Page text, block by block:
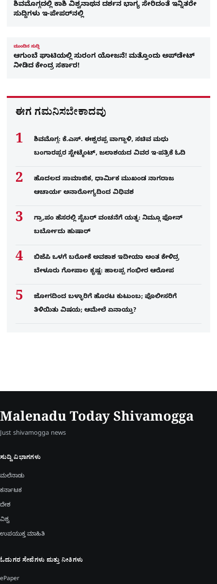
ಶಿವಮೊಗ್ಗದಲ್ಲಿ ಕಾಶಿ ವಿಶ್ವನಾಥನ ದರ್ಶನ ಭಾಗ್ಯ ಸೇರಿದಂತೆ ಇನ್ನಿತರೇ
ಸುದ್ದಿಗಳು ಇ-ಪೇಪರ್​ನಲ್ಲಿ
ಮುಂದಿನ ಸುದ್ದಿ
ಆಗುಂಬೆ ಘಾಟಿಯಲ್ಲಿ ಸುರಂಗ ಯೋಜನೆ! ಮತ್ತೊಂದು ಅಪ್​ಡೇಟ್
ನೀಡಿದ ಕೇಂದ್ರ ಸರ್ಕಾರ!
ಈಗ ಗಮನಿಸಬೇಕಾದವು
ಶಿವಮೊಗ್ಗ: ಕೆ.ಎಸ್. ಈಶ್ವರಪ್ಪ ವಾಗ್ದಾಳಿ, ಸಚಿವ ಮಧು
ಬಂಗಾರಪ್ಪರ ಸ್ಟೇಟ್ಮೆಂಟ್, ಜಲಾಶಯದ ವಿವರ ಇ-ಪತ್ರಿಕೆ ಓದಿ
ಹೊದಲದ ಸಾಮಾಜಿಕ, ಧಾರ್ಮಿಕ ಮುಖಂಡ ನಾಗರಾಜ
ಆಚಾರ್ಯ ಅನಾರೋಗ್ಯದಿಂದ ವಿಧಿವಶ
ಗ್ರಾ,ಪಂ ಹೆಸರಲ್ಲಿ ಸೈಬ‌ರ್ ವಂಚನೆಗೆ ಯತ್ನ: ನಿಮ್ಗೂ ಫೋನ್​
ಬರ್ಬೋದು ಹುಷಾರ್​​
ಬಿಜೆಪಿ ಒಳಗೆ ಬರೋಕೆ ಅವಕಾಶ ಇದೀಯಾ ಅಂತ ಕೇಳಿದ್ರ
ಬೇಳೂರು ಗೋಪಾಲ ಕೃಷ್ಣ: ಹಾಲಪ್ಪ ಗಂಭೀರ ಆರೋಪ
ಜೋಗದಿಂದ ಬಳ್ಳಾರಿಗೆ ಹೊರಟ ಕುಟುಂಬ; ಪೊಲೀಸರಿಗೆ
ತಿಳಿಯಿತು ವಿಷಯ; ಆಮೇಲೆ ಏನಾಯ್ತು?
Malenadu Today Shivamogga
Just shivamogga news
ಸುದ್ದಿ ವಿಭಾಗಗಳು
ಮಲೆನಾಡು
ಕರ್ನಾಟಕ
ದೇಶ
ವಿಶ್ವ
ಉಪಯುಕ್ತ ಮಾಹಿತಿ
ಓದುಗರ ಸೇವೆಗಳು ಮತ್ತು ನೀತಿಗಳು
ePaper